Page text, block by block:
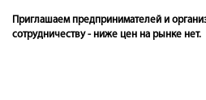
Приглашаем предпринимателей и
сотрудничеству - ниже цен на рынке нет.